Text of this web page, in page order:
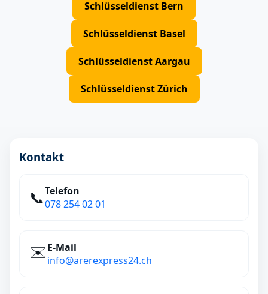
Schlüsseldienst Bern
Schlüsseldienst Basel
Schlüsseldienst Aargau
Schlüsseldienst Zürich
Kontakt
📞Telefon
078 254 02 01
✉️E‑Mail
info@arerexpress24.ch